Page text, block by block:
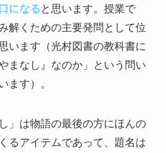
になる と思います。授業で
解くための主要発問として位
います（光村図書の教科書に
まなし』なのか」という問い
ます）。
」は物語の最後の方にほんの
るアイテムであって、題名は